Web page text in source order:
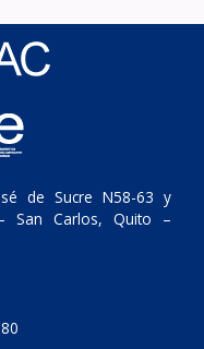
de Sucre N58-63 y
San Carlos, Quito –